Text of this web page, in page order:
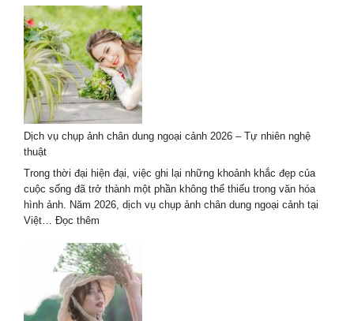
Hà
đẹp
&
uy
Dịch vụ chụp ảnh chân dung ngoại cảnh 2026 – Tự nhiên nghệ
thuật
Trong thời đại hiện đại, việc ghi lại những khoảnh khắc đẹp của
cuộc sống đã trở thành một phần không thể thiếu trong văn hóa
hình ảnh. Năm 2026, dịch vụ chụp ảnh chân dung ngoại cảnh tại
Việt… Đọc thêm
vụ
chụp
ảnh
chân
dung